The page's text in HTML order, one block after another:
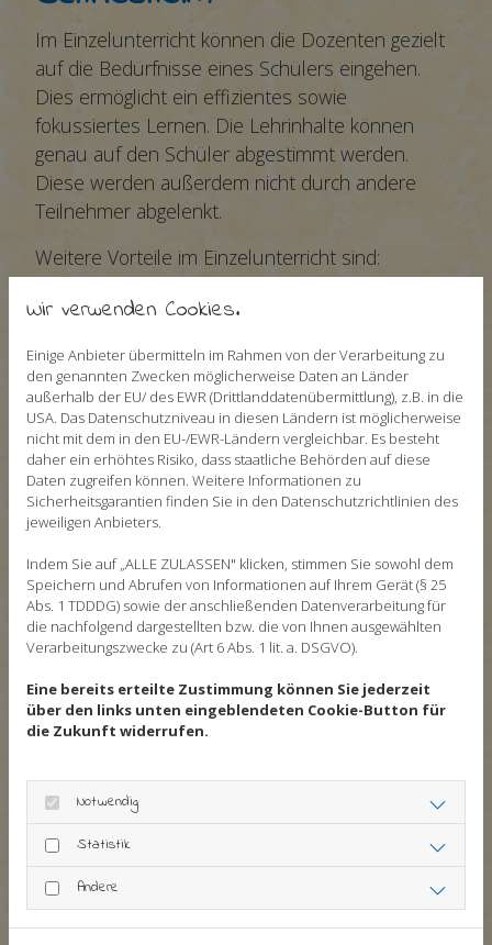
Im Einzelunterricht können die Dozenten gezielt
auf die Bedürfnisse eines Schülers eingehen.
Dies ermöglicht ein effizientes sowie
fokussiertes Lernen. Die Lehrinhalte können
genau auf den Schüler abgestimmt werden.
Diese werden außerdem nicht durch andere
Teilnehmer abgelenkt.
Weitere Vorteile im Einzelunterricht sind:
ganze Aufmerksamkeit der Lehrkraft
Unterricht wird an das individuelle
Lerntempo angepasst
flexible Unterrichtshäufigkeit und -zeiten
keine Scheu vor anderen Teilnehmern
Englisch-Gruppenunterricht
Manche Schüler profitieren besonders von
einem Förderunterricht in der Gruppe. Im
Gruppenunterricht können sich die Teilnehmer
gegenseitig motivieren und von den Fragen der
anderen lernen. Die Schüler geben sich
gegenseitig Lernimpulse und erfahren, dass sie
Weitere Vorteile des Förderunterrichts in der
Gruppe sind:
konstante Unterrichtshäufigkeit
Gruppe bietet Möglichkeit des Vergleichs
Förderung der sozialen Kompetenzen
Wir verwenden Cookies.
Einige Anbieter übermitteln im Rahmen von der Verarbeitung zu
den genannten Zwecken möglicherweise Daten an Länder
außerhalb der EU/ des EWR (Drittlanddatenübermittlung), z.B. in die
USA. Das Datenschutzniveau in diesen Ländern ist möglicherweise
nicht mit dem in den EU-/EWR-Ländern vergleichbar. Es besteht
daher ein erhöhtes Risiko, dass staatliche Behörden auf diese
Daten zugreifen können. Weitere Informationen zu
Sicherheitsgarantien finden Sie in den Datenschutzrichtlinien des
jeweiligen Anbieters.
Indem Sie auf „ALLE ZULASSEN" klicken, stimmen Sie sowohl dem
Speichern und Abrufen von Informationen auf Ihrem Gerät (§ 25
Abs. 1 TDDDG) sowie der anschließenden Datenverarbeitung für
die nachfolgend dargestellten bzw. die von Ihnen ausgewählten
Verarbeitungszwecke zu (Art 6 Abs. 1 lit. a. DSGVO).
Eine bereits erteilte Zustimmung können Sie jederzeit
über den links unten eingeblendeten Cookie-Button für
die Zukunft widerrufen.
Notwendig
Statistik
Andere